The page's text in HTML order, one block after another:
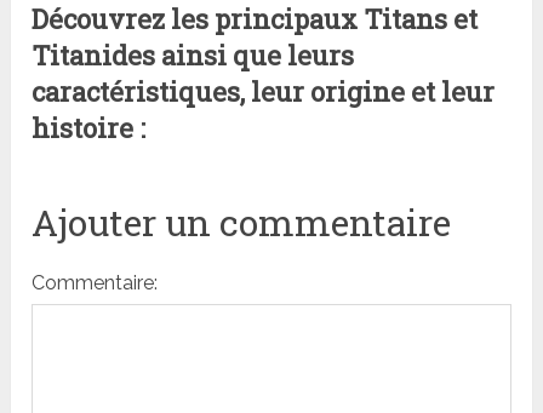
Découvrez les principaux Titans et
Titanides ainsi que leurs
caractéristiques, leur origine et leur
histoire :
Ajouter un commentaire
Commentaire: